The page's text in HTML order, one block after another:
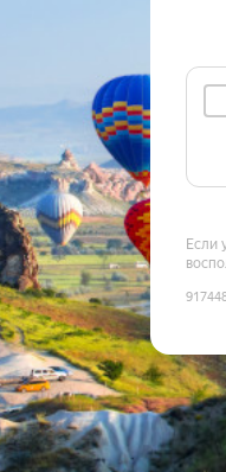
Если